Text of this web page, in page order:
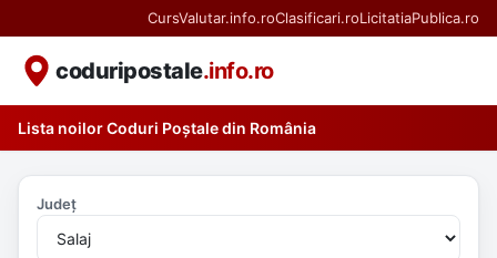
CursValutar.info.roClasificari.roLicitatiaPublica.ro
coduripostale.info.ro
Lista noilor Coduri Poștale din România
Județ